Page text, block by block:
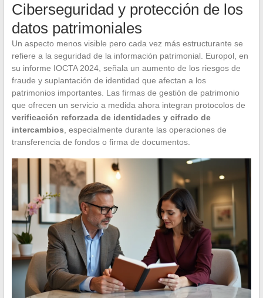
Ciberseguridad y protección de los
datos patrimoniales
Un aspecto menos visible pero cada vez más estructurante se
refiere a la seguridad de la información patrimonial. Europol, en
su informe IOCTA 2024, señala un aumento de los riesgos de
fraude y suplantación de identidad que afectan a los
patrimonios importantes. Las firmas de gestión de patrimonio
que ofrecen un servicio a medida ahora integran protocolos de
verificación reforzada de identidades y cifrado de
intercambios , especialmente durante las operaciones de
transferencia de fondos o firma de documentos.